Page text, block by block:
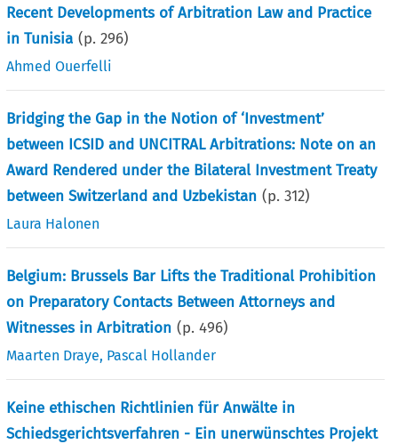
Recent Developments of Arbitration Law and Practice
in Tunisia (p.296)
Ahmed Ouerfelli
Bridging the Gap in the Notion of ‘Investment’
between ICSID and UNCITRAL Arbitrations: Note on an
Award Rendered under the Bilateral Investment Treaty
between Switzerland and Uzbekistan (p.312)
Laura Halonen
Belgium: Brussels Bar Lifts the Traditional Prohibition
on Preparatory Contacts Between Attorneys and
Witnesses in Arbitration (p.496)
Maarten Draye, Pascal Hollander
Keine ethischen Richtlinien für Anwälte in
Schiedsgerichtsverfahren - Ein unerwünschtes Projekt